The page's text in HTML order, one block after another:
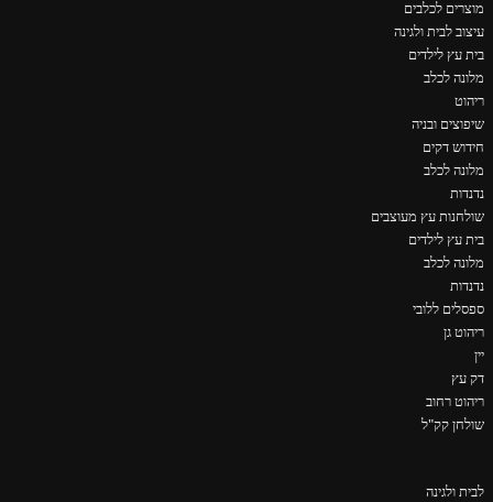
מוצרים לכלבים
עיצוב לבית ולגינה
בית עץ לילדים
מלונה לכלב
ריהוט
שיפוצים ובניה
חידוש דקים
מלונה לכלב
נדנדות
שולחנות עץ מעוצבים
בית עץ לילדים
מלונה לכלב
נדנדות
ספסלים ללובי
ריהוט גן
יין
דק עץ
ריהוט רחוב
שולחן קק"ל
לבית ולגינה